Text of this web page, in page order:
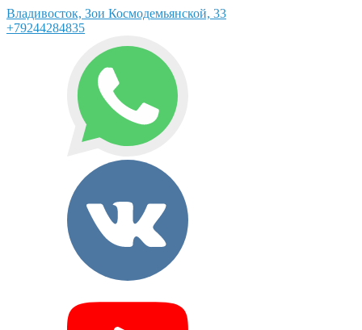
Владивосток, Зои Космодемьянской, 33
+79244284835